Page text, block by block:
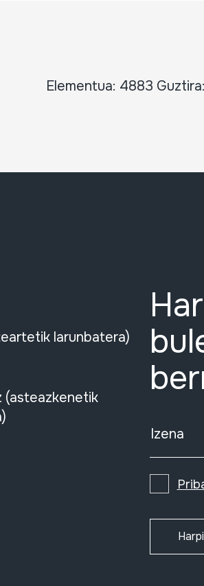
Elementua: 4883 Guztira:
larunbatera)
(asteazkenetik
Izena